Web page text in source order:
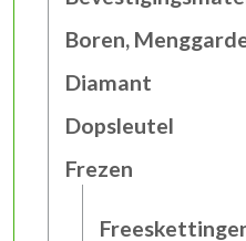
Boren,
Diamant
Dopsleutel
Frezen